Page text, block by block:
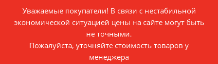
Уважаемые покупатели! В связи с нестабильной
экономической ситуацией цены на сайте могут быть
не точными.
Пожалуйста, уточняйте стоимость товаров у
менеджера